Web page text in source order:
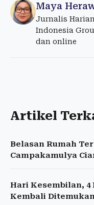
Maya
Jurnalis
Indonesia
dan online
Artikel
Belasan Rumah
Campakamulya
Hari Kesembilan,
Kembali